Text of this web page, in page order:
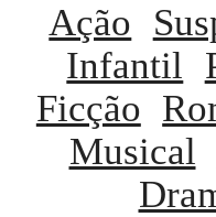
Ação
Infantil
Ficção
Musical